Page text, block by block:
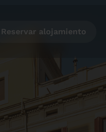
Reservar alojamiento